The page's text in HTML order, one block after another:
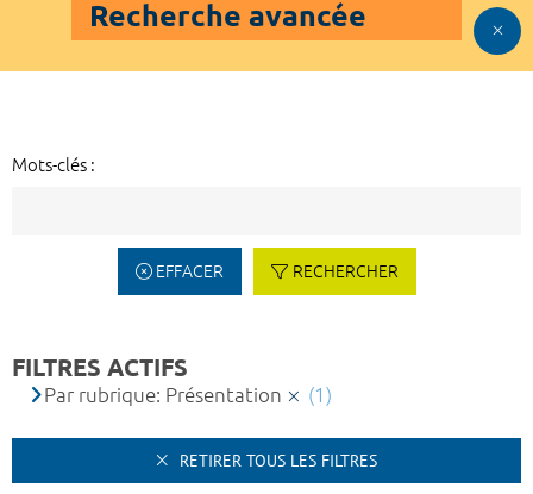
Recherche avancée
Mots-clés :
EFFACER RECHERCHER
FILTRES ACTIFS
Par rubrique: Présentation (1)
RETIRER TOUS LES FILTRES